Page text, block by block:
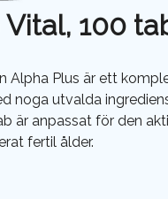
Vital, 100
Alpha Plus är ett
noga utvalda
är anpassat för den
fertil ålder.